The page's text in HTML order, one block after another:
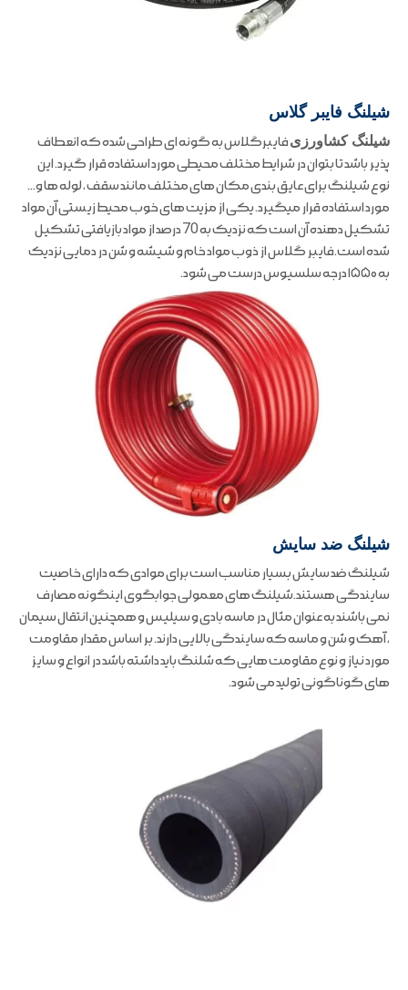
شیلنگ فایبر گلاس
شیلنگ کشاورزیفایبرگلاس به گونه ای طراحی شده که انعطاف
پذیر باشد تا بتوان در شرایط مختلف محیطی مورد استفاده قرار گیرد. این
نوع شیلنگ برای عایق بندی مکان های مختلف مانند سقف ، لوله ها و…
مورد استفاده قرار میگیرد. یکی از مزیت های خوب محیط زیستی آن مواد
تشکیل دهنده آن است که نزدیک به 70 درصد از مواد بازیافتی تشکیل
شده است.فایبر گلاس از ذوب مواد خام و شیشه و شن در دمایی نزدیک
به ۱۵۵۰ درجه سلسیوس درست می شود.
شیلنگ ضد سایش
شیلنگ ضد سایش بسیار مناسب است برای موادی که دارای خاصیت
سایندگی هستند.شیلنگ های معمولی جوابگوی اینگونه مصارف
نمی باشند به عنوان مثال در ماسه بادی و سیلیس و همچنین انتقال سیمان
، آهک و شن و ماسه که سایندگی بالایی دارند. بر اساس مقدار مقاومت
مورد نیاز و نوع مقاومت هایی که شلنگ باید داشته باشد در انواع و سایز
های گوناگونی تولید می شود.